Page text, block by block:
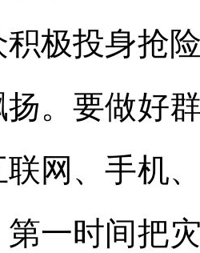
极投身抢
。要做好
网、手机
一时间把